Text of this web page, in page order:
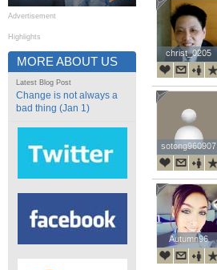
Advertisement
Highlights
MORE ABOUT US
Latest Blog Post
Change is not always a
bad thing (Jan 1)
christ_0205
christ_0205
sotong960907
sotong960907
Autumn96
Autumn96